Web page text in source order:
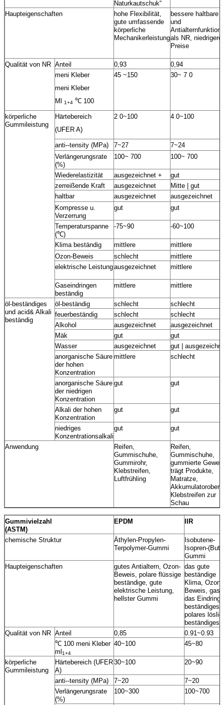
Naturkautschuk“
Haupteigenschaften
hohe Flexibilität,
gute umfassende
körperliche
Mechanikerleistung
bessere haltbare
und
Antialternfunktion
als NR, niedrigere
Preise
Qualität von NR Anteil 0,93
0,94
meni Kleber
meni Kleber
Ml
1+4 ℃ 100
45 ~150 30~ 7 0
körperliche
Gummileistung
Härtebereich
(UFER A)
2 0~100 4 0~100
anti--tensity (MPa) 7~27
7~24
Verlängerungsrate
(%)
100~ 700 100~ 700
Wiederelastizität ausgezeichnet +
gut
zerreißende Kraft
ausgezeichnet
Mitte | gut
haltbar
ausgezeichnet
ausgezeichnet
Kompresse u.
Verzerrung
gut gut
Temperaturspanne
(℃)
-75~90 -60~100
Klima beständig mittlere
mittlere
Ozon-Beweis
schlecht
mittlere
elektrische Leistungausgezeichnet mittlere
Gaseindringen
beständig
mittlere mittlere
öl-beständiges
und acid& Alkali
beständig
öl-beständig schlecht
schlecht
feuerbeständig
schlecht
schlecht
Alkohol
ausgezeichnet
ausgezeichnet
Mäk
gut
gut
Wasser
ausgezeichnet
gut |
anorganische Säure
der hohen
Konzentration
mittlere schlecht
anorganische Säure
der niedrigen
Konzentration
gut gut
Alkali der hohen
Konzentration
gut gut
niedriges
Konzentrationsalkali
gut gut
Anwendung
Reifen,
Gummischuhe,
Gummirohr,
Klebstreifen,
Luftfrühling
Reifen,
Gummischuhe,
gummierte
trägt Produkte,
Matratze,
Klebstreifen zur
Schau
Gummivielzahl
(ASTM)
EPDM IIR
chemische Struktur
Äthylen-Propylen-
Terpolymer-Gummi
Isobutene-
Isopren-
Gummi
Haupteigenschaften
gutes Antialtern, Ozon-
Beweis, polare flüssige
beständige, gute
elektrische Leistung,
hellster Gummi
das gute
beständige
Klima, Ozon-
Beweis,
das
beständiges,
polares
beständiges
Qualität von NR Anteil 0,85
0.91~0.93
℃ 100 meni Kleber
ml 1+4
40~100 45~80
körperliche
Gummileistung
Härtebereich (UFER
A)
30~100 20~90
anti--tensity (MPa) 7~20
7~20
Verlängerungsrate
(%)
100~300 100~700